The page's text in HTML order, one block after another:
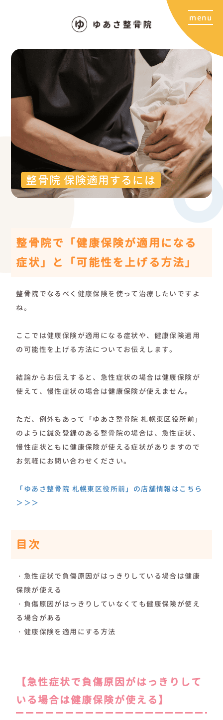
整骨院 保険適用するには
整骨院で「健康保険が適用になる
症状」と「可能性を上げる方法」
整骨院でなるべく健康保険を使って治療したいですよ
ね。
ここでは健康保険が適用になる症状や、健康保険適用
の可能性を上げる方法についてお伝えします。
結論からお伝えすると、急性症状の場合は健康保険が
使えて、慢性症状の場合は健康保険が使えません。
ただ、例外もあって「ゆあさ整骨院 札幌東区役所前」
のように鍼灸登録のある整骨院の場合は、急性症状、
慢性症状ともに健康保険が使える症状がありますので
お気軽にお問い合わせください。
「ゆあさ整骨院 札幌東区役所前」の店舗情報はこちら
＞＞＞
目次
・急性症状で負傷原因がはっきりしている場合は健康
保険が使える
・負傷原因がはっきりしていなくても健康保険が使え
る場合がある
・健康保険を適用にする方法
【急性症状で負傷原因がはっきりして
いる場合は健康保険が使える】